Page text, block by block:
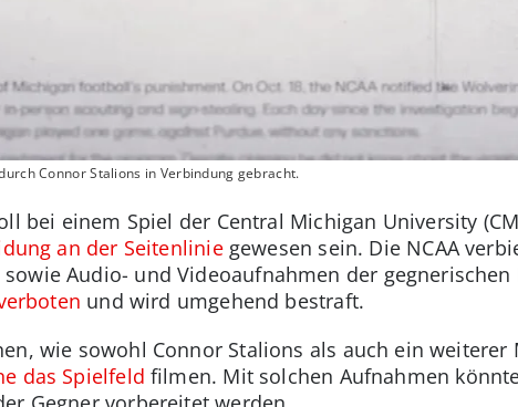
Connor Stalions in Verbindung gebracht.
bei einem Spiel der Central Michigan University
an der Seitenliniegewesen sein. Die NCAA
Audio- und Videoaufnahmen der
und wird umgehend bestraft.
wie sowohl Connor Stalions als auch ein weiterer
das Spielfeld filmen. Mit solchen Aufnahmen